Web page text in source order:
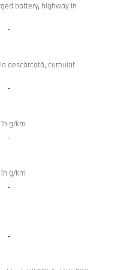
battery, highway in
-
descărcată, cumulat
-
în g/km
-
în g/km
-
-